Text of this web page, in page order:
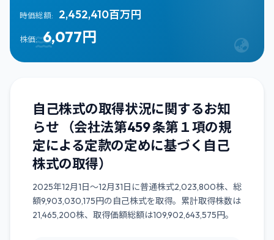
時価総額: 2,452,410百万円
株価: 6,077円
自己株式の取得状況に関するお知
らせ （会社法第459 条第１項の規
定による定款の定めに基づく自己
株式の取得）
2025年12月1日～12月31日に普通株式2,023,800株、総
額9,903,030,175円の自己株式を取得。累計取得株数は
21,465,200株、取得価額総額は109,902,643,575円。